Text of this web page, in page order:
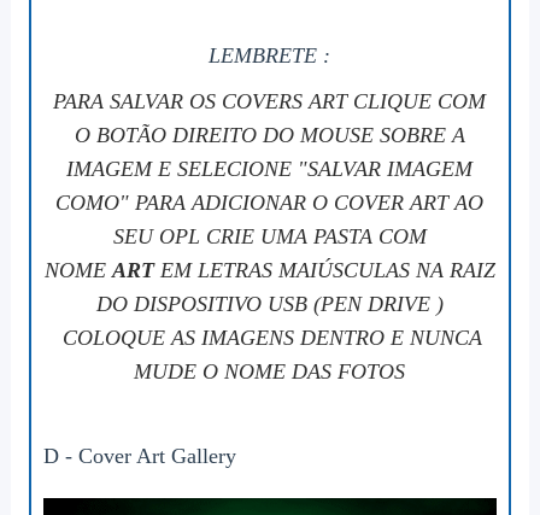
LEMBRETE :
PARA SALVAR OS COVERS ART CLIQUE COM
O BOTÃO DIREITO DO MOUSE SOBRE A
IMAGEM E SELECIONE "SALVAR IMAGEM
COMO" PARA ADICIONAR O COVER ART AO
SEU OPL CRIE UMA PASTA COM
NOMEARTEM LETRAS MAIÚSCULAS NA RAIZ
DO DISPOSITIVO USB (PEN DRIVE )
COLOQUE AS IMAGENS DENTRO E NUNCA
MUDE O NOME DAS FOTOS
D -Cover Art Gallery